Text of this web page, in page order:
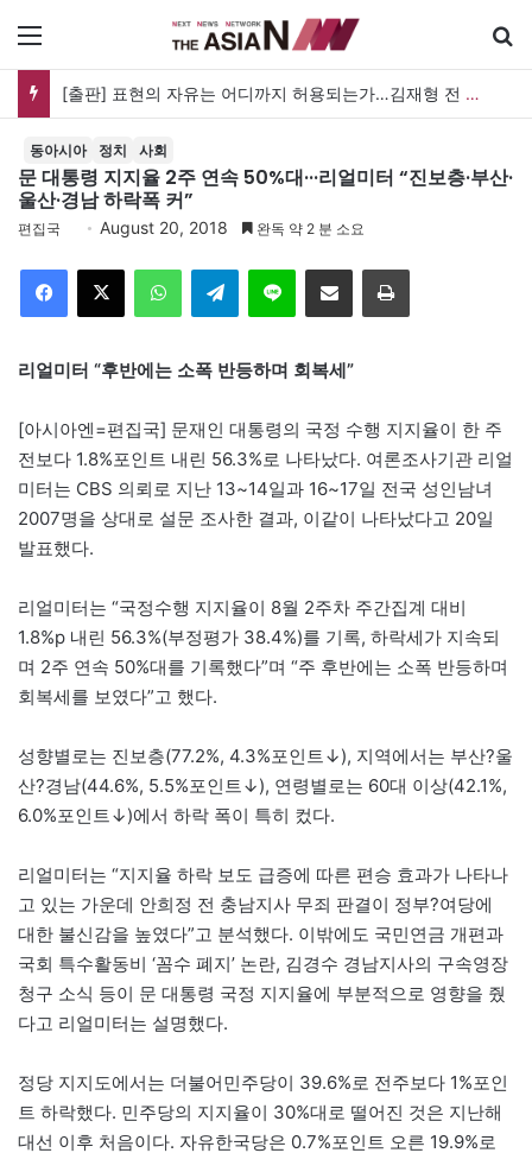
[출판] 표현의 자유는 어디까지 허용되는가…김재형 전 대법관 ‘언론과 인격권’
동아시아 정치 사회
문 대통령 지지율 2주 연속 50%대···리얼미터 “진보층·부산·
울산·경남 하락폭 커”
편집국 August 20, 2018 완독 약 2 분 소요
Telegram 이메일
리얼미터 “후반에는 소폭 반등하며 회복세”
[아시아엔=편집국] 문재인 대통령의 국정 수행 지지율이 한 주
전보다 1.8%포인트 내린 56.3%로 나타났다. 여론조사기관 리얼
미터는 CBS 의뢰로 지난 13~14일과 16~17일 전국 성인남녀
2007명을 상대로 설문 조사한 결과, 이같이 나타났다고 20일
발표했다.
리얼미터는 “국정수행 지지율이 8월 2주차 주간집계 대비
1.8%p 내린 56.3%(부정평가 38.4%)를 기록, 하락세가 지속되
며 2주 연속 50%대를 기록했다”며 “주 후반에는 소폭 반등하며
회복세를 보였다”고 했다.
성향별로는 진보층(77.2%, 4.3%포인트↓), 지역에서는 부산?울
산?경남(44.6%, 5.5%포인트↓), 연령별로는 60대 이상(42.1%,
6.0%포인트↓)에서 하락 폭이 특히 컸다.
리얼미터는 “지지율 하락 보도 급증에 따른 편승 효과가 나타나
고 있는 가운데 안희정 전 충남지사 무죄 판결이 정부?여당에
대한 불신감을 높였다”고 분석했다. 이밖에도 국민연금 개편과
국회 특수활동비 ‘꼼수 폐지’ 논란, 김경수 경남지사의 구속영장
청구 소식 등이 문 대통령 국정 지지율에 부분적으로 영향을 줬
다고 리얼미터는 설명했다.
정당 지지도에서는 더불어민주당이 39.6%로 전주보다 1%포인
트 하락했다. 민주당의 지지율이 30%대로 떨어진 것은 지난해
대선 이후 처음이다. 자유한국당은 0.7%포인트 오른 19.9%로